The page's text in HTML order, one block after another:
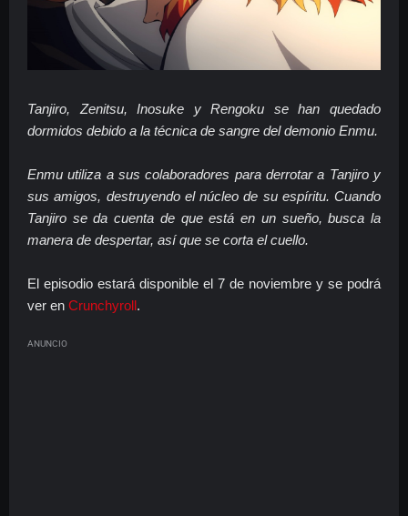
Tanjiro, Zenitsu, Inosuke y Rengoku se han quedado
dormidos debido a la técnica de sangre del demonio Enmu.
Enmu utiliza a sus colaboradores para derrotar a Tanjiro y
sus amigos, destruyendo el núcleo de su espíritu. Cuando
Tanjiro se da cuenta de que está en un sueño, busca la
manera de despertar, así que se corta el cuello.
El episodio estará disponible el 7 de noviembre y se podrá
ver en Crunchyroll.
ANUNCIO